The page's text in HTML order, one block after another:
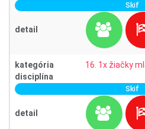
Skif
detail
kategória
16. 1x žiačky
disciplína
Skif
detail